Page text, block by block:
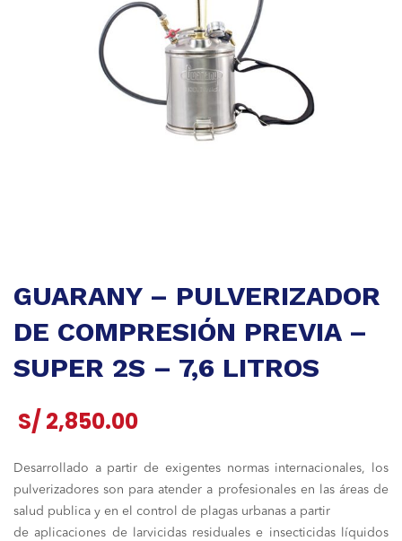
GUARANY – PULVERIZADOR
DE COMPRESIÓN PREVIA –
SUPER 2S – 7,6 LITROS
S/ 2,850.00
Desarrollado a partir de exigentes normas internacionales, los
pulverizadores son para atender a profesionales en las áreas de
salud publica y en el control de plagas urbanas a partir
de aplicaciones de larvicidas residuales e insecticidas líquidos